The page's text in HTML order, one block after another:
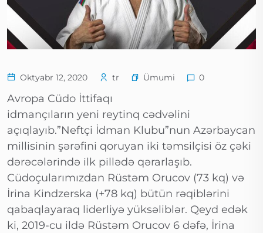
Oktyabr 12, 2020 tr Ümumi 0
Avropa Cüdo İttifaqı
idmançıların yeni reytinq cədvəlini
açıqlayıb.”Neftçi İdman Klubu”nun Azərbaycan
millisinin şərəfini qoruyan iki təmsilçisi öz çəki
dərəcələrində ilk pillədə qərarlaşıb.
Cüdoçularımızdan Rüstəm Orucov (73 kq) və
İrina Kindzerska (+78 kq) bütün rəqiblərini
qabaqlayaraq liderliyə yüksəliblər. Qeyd edək
ki, 2019-cu ildə Rüstəm Orucov 6 dəfə, İrina